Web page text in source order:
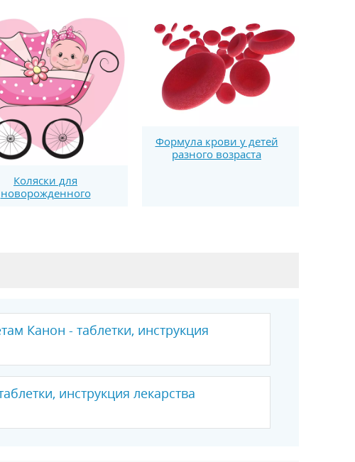
Коляски для
новорожденного
Формула крови у детей
разного возраста
Канон - таблетки, инструкция
инструкция лекарства